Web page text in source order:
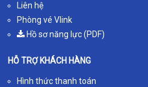
Liên hệ
Phòng vé Vlink
Hồ sơ năng lực (PDF)
HỖ TRỢ KHÁCH HÀNG
Hình thức thanh toán